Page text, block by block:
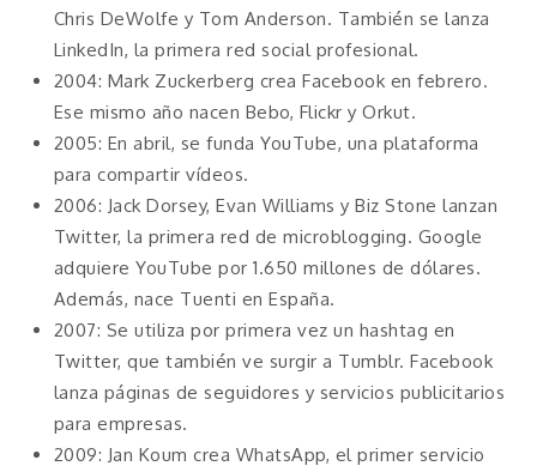
Chris DeWolfe y Tom Anderson. También se lanza
LinkedIn, la primera red social profesional.
2004: Mark Zuckerberg crea Facebook en febrero.
Ese mismo año nacen Bebo, Flickr y Orkut.
2005: En abril, se funda YouTube, una plataforma
para compartir vídeos.
2006: Jack Dorsey, Evan Williams y Biz Stone lanzan
Twitter, la primera red de microblogging. Google
adquiere YouTube por 1.650 millones de dólares.
Además, nace Tuenti en España.
2007: Se utiliza por primera vez un hashtag en
Twitter, que también ve surgir a Tumblr. Facebook
lanza páginas de seguidores y servicios publicitarios
para empresas.
2009: Jan Koum crea WhatsApp, el primer servicio